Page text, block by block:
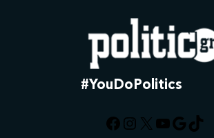
#YouDoPolitics
Facebook
Instagram
X YouTube